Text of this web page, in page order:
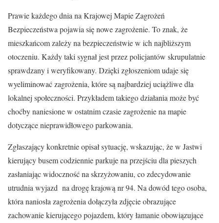
Prawie każdego dnia na Krajowej Mapie Zagrożeń
Bezpieczeństwa pojawia się nowe zagrożenie. To znak, że
mieszkańcom zależy na bezpieczeństwie w ich najbliższym
otoczeniu. Każdy taki sygnał jest przez policjantów skrupulatnie
sprawdzany i weryfikowany. Dzięki zgłoszeniom udaje się
wyeliminować zagrożenia, które są najbardziej uciążliwe dla
lokalnej społeczności. Przykładem takiego działania może być
choćby naniesione w ostatnim czasie zagrożenie na mapie
dotyczące nieprawidłowego parkowania.
Zgłaszający konkretnie opisał sytuację, wskazując, że w Jastwi
kierujący busem codziennie parkuje na przejściu dla pieszych
zasłaniając widoczność na skrzyżowaniu, co zdecydowanie
utrudnia wyjazd na drogę krajową nr 94. Na dowód tego osoba,
która naniosła zagrożenia dołączyła zdjęcie obrazujące
zachowanie kierującego pojazdem, który łamanie obowiązujące